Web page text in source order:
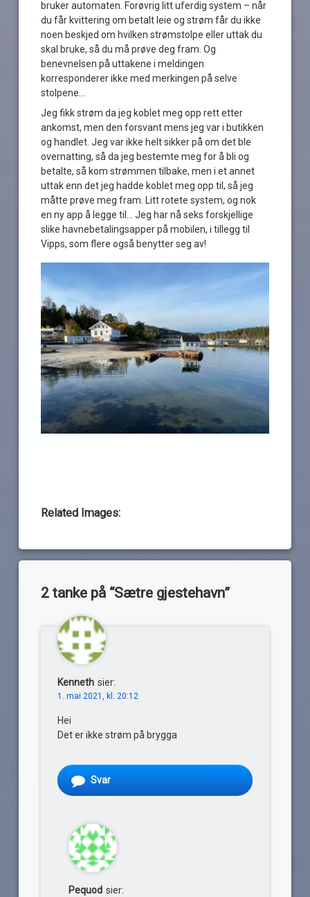
bruker automaten. Forøvrig litt uferdig system – når
du får kvittering om betalt leie og strøm får du ikke
noen beskjed om hvilken strømstolpe eller uttak du
skal bruke, så du må prøve deg fram. Og
benevnelsen på uttakene i meldingen
korresponderer ikke med merkingen på selve
stolpene…
Jeg fikk strøm da jeg koblet meg opp rett etter
ankomst, men den forsvant mens jeg var i butikken
og handlet. Jeg var ikke helt sikker på om det ble
overnatting, så da jeg bestemte meg for å bli og
betalte, så kom strømmen tilbake, men i et annet
uttak enn det jeg hadde koblet meg opp til, så jeg
måtte prøve meg fram. Litt rotete system, og nok
en ny app å legge til… Jeg har nå seks forskjellige
slike havnebetalingsapper på mobilen, i tillegg til
Vipps, som flere også benytter seg av!
Related Images:
2 tanke på “Sætre gjestehavn”
Kenneth sier:
1. mai 2021, kl. 20:12
Hei
Det er ikke strøm på brygga
Svar
Pequod sier: